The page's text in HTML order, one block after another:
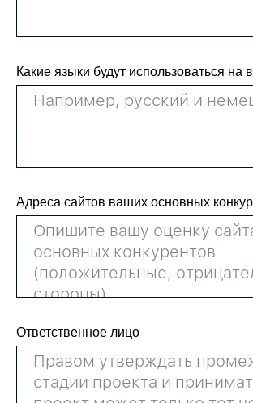
Какие языки будут использоваться на
Адреса сайтов ваших основных
Ответственное лицо